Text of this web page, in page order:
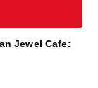
Jewel Cafe: